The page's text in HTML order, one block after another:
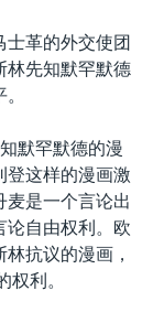
革的外交使团
林先知默罕默德
默罕默德的漫
登这样的漫画激
麦是一个言论出
论自由权利。欧
抗议的漫画，
权利。